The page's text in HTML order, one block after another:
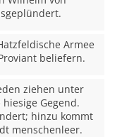
Armee
beliefern.
ziehen unter
Gegend.
hinzu kommt
menschenleer.